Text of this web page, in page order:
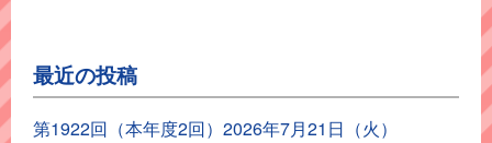
最近の投稿
第1922回（本年度2回）2026年7月21日（火）